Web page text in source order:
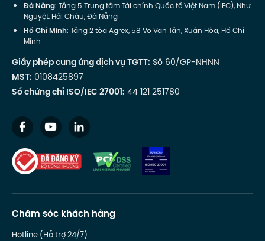
Đà Nẵng: Tầng 5 Trung tâm Tài chính Quốc tế Việt Nam (IFC), Như
Nguyệt, Hải Châu, Đà Nẵng
Hồ Chí Minh: Tầng 2 tòa Agrex, 58 Võ Văn Tần, Xuân Hòa, Hồ Chí
Minh
Giấy phép cung ứng dịch vụ TGTT: Số 60/GP-NHNN
MST: 0108425897
Số chứng chỉ ISO/IEC 27001: 44 121 251780
Chăm sóc khách hàng
Hotline (Hỗ trợ 24/7)